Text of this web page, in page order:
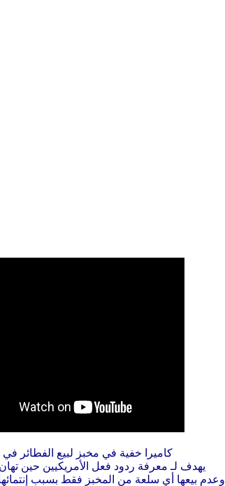
كاميرا خفية في مخبز لبيع الفطائر في
يهدف لـ معرفة ردود فعل الأمريكيين حين
وعدم بيعها أي سلعة من المخبز فقط بسبب